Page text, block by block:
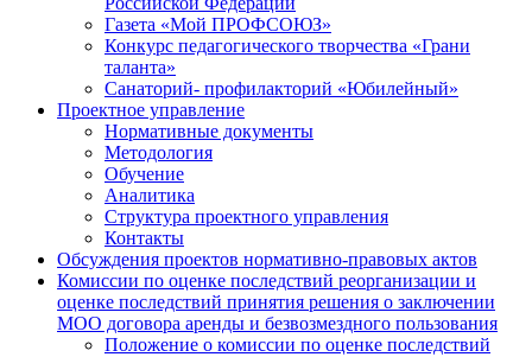
Газета «Мой ПРОФСОЮЗ»
Конкурс педагогического творчества «Грани
таланта»
Санаторий- профилакторий «Юбилейный»
Проектное управление
Нормативные документы
Методология
Обучение
Аналитика
Структура проектного управления
Контакты
Обсуждения проектов нормативно-правовых актов
Комиссии по оценке последствий реорганизации и
оценке последствий принятия решения о заключении
МОО договора аренды и безвозмездного пользования
Положение о комиссии по оценке последствий